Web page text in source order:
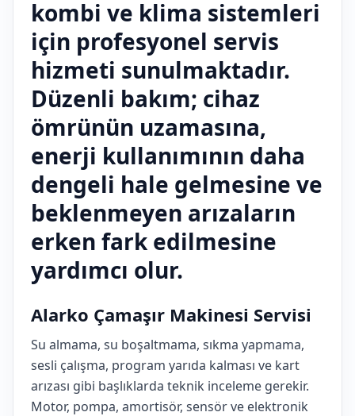
kombi ve klima sistemleri
için profesyonel servis
hizmeti sunulmaktadır.
Düzenli bakım; cihaz
ömrünün uzamasına,
enerji kullanımının daha
dengeli hale gelmesine ve
beklenmeyen arızaların
erken fark edilmesine
yardımcı olur.
Alarko Çamaşır Makinesi Servisi
Su almama, su boşaltmama, sıkma yapmama,
sesli çalışma, program yarıda kalması ve kart
arızası gibi başlıklarda teknik inceleme gerekir.
Motor, pompa, amortisör, sensör ve elektronik